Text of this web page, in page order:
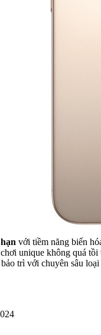
với tiềm năng biến
unique không quá
trì với chuyên sâu